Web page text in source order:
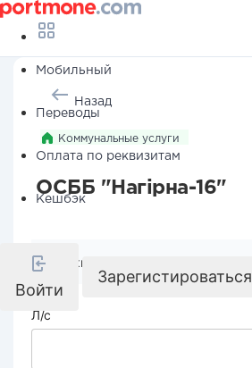
Мобильный
Переводы
Оплата по реквизитам
Кешбэк
Войти
Зарегистироваться
Назад
Коммунальные услуги
ОСББ "Нагірна-16"
Реквизиты компании
Л/с